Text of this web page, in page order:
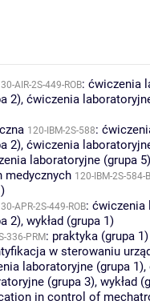
AIR-2S-449-ROB: ćwiczenia
2), ćwiczenia
120-IBM-2S-588:
2), ćwiczenia
laboratoryjne (grupa 5)
medycznych 120-IBM-2S-584-
APR-2S-449-ROB: ćwiczenia
2), wykład (grupa 1)
336-PRM: praktyka (grupa 1)
w sterowaniu
laboratoryjne (grupa 1),
(grupa 3), wykład
in control of